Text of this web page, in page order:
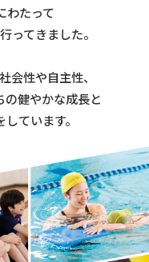
わたって
ってきました。
会性や自主性、
健やかな成長と
ています。